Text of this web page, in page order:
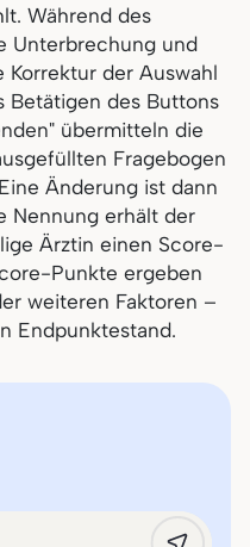
Während des
Unterbrechung und
Korrektur der Auswahl
Betätigen des Buttons
übermitteln die
Fragebogen
Änderung ist dann
Nennung erhält der
Ärztin einen Score-
Punkte ergeben
weiteren Faktoren –
Endpunktestand.